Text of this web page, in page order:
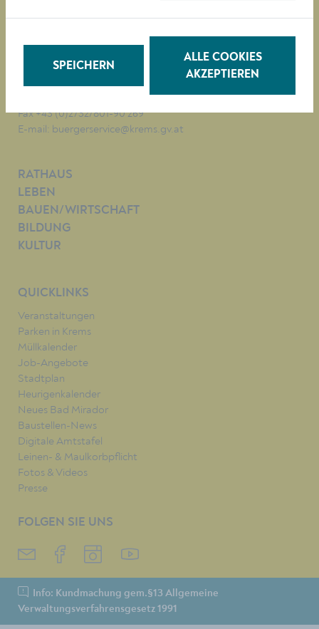
Magistrat der Stadt Krems
A-3500 Krems
Fax +43 (0)2732/801-90 269
E-mail: buergerservice@krems.gv.at
RATHAUS
LEBEN
BAUEN/WIRTSCHAFT
BILDUNG
KULTUR
QUICKLINKS
Veranstaltungen
Parken in Krems
Müllkalender
Job-Angebote
Stadtplan
Heurigenkalender
Neues Bad Mirador
Baustellen-News
Digitale Amtstafel
Leinen- & Maulkorbpflicht
Fotos & Videos
Presse
FOLGEN SIE UNS
Info: Kundmachung gem.§13 Allgemeine
Verwaltungsverfahrensgesetz 1991
SPEICHERN
ALLE COOKIES
AKZEPTIEREN